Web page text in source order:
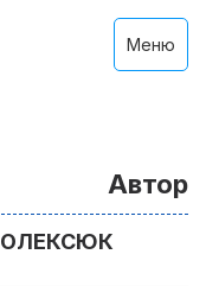
Меню
Автор